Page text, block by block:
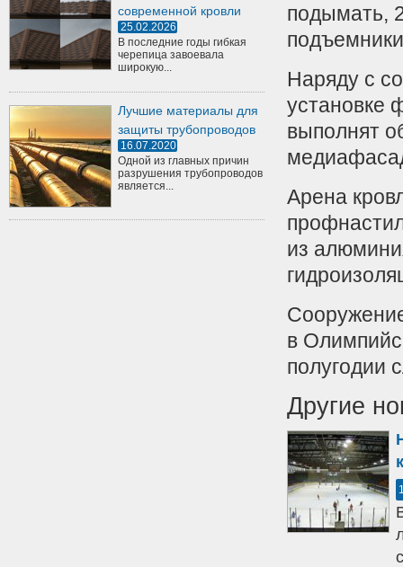
современной кровли
25.02.2026
В последние годы гибкая
черепица завоевала
широкую...
Лучшие материалы для
защиты трубопроводов
16.07.2020
Одной из главных причин
разрушения трубопроводов
является...
подымать,
Наряду с
установке
выполнят
Арена
из
в
полугодии
Другие